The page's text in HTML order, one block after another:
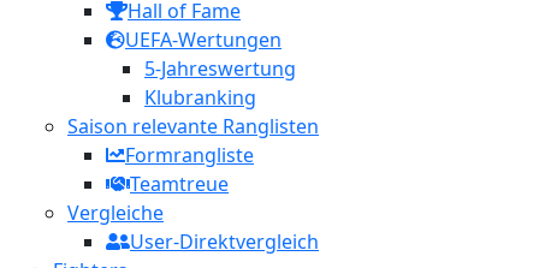
Hall of Fame
UEFA-Wertungen
5-Jahreswertung
Klubranking
Saison relevante Ranglisten
Formrangliste
Teamtreue
Vergleiche
User-Direktvergleich